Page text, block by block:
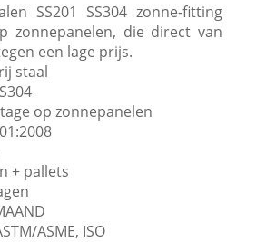
SS201 SS304 zonne-fitting
zonnepanelen, die direct van
een lage prijs.
staal
op zonnepanelen
+ pallets
ASME, ISO